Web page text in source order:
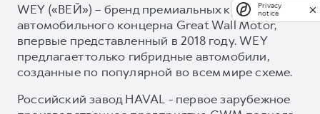
WEY («ВЕЙ») – бренд премиальных кроссоверов
автомобильного концерна Great Wall Motor,
впервые представленный в 2018 году. WEY
предлагает только гибридные автомобили,
созданные по популярной во всем мире схеме.
Российский завод HAVAL - первое зарубежное
Privacy
notice